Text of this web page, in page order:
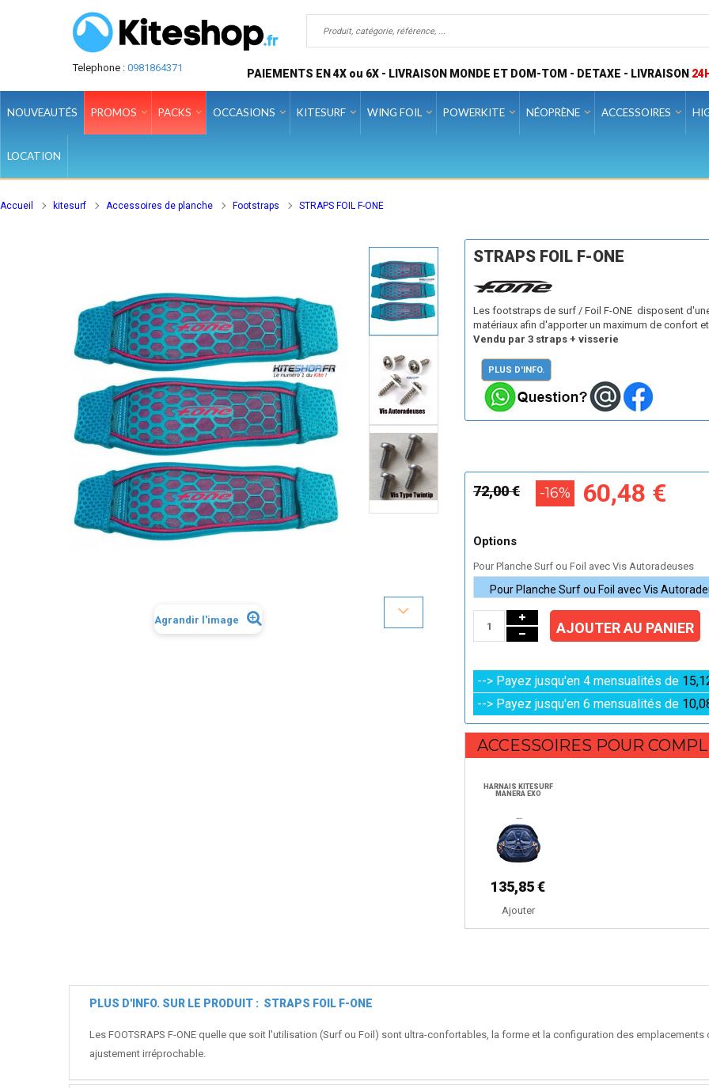
Telephone : 0981864371 PAIEMENTS EN 4X ou 6X - LIVRAISON MONDE ET DOM-TOM - DETAXE - LIVRAISON
NOUVEAUTÉS PROMOS PACKS OCCASIONS KITESURF WING FOIL POWERKITE NÉOPRÈNE ACCESSOIRES
LOCATION
Accueil kitesurf Accessoires de planche Footstraps STRAPS FOIL F-ONE
Agrandir l'image
STRAPS FOIL F-ONE
Les footstraps de surf / Foil F-ONE disposent
matériaux afin d'apporter un maximum de confort
Vendu par 3 straps + visserie
PLUS D'INFO.
72,00 € -16% 60,48 €
Options
Pour Planche Surf ou Foil avec Vis Autoradeuses
AJOUTER AU PANIER
--> Payez jusqu'en 4 mensualités de
--> Payez jusqu'en 6 mensualités de
ACCESSOIRES POUR
HARNAIS KITESURF
MANERA EXO
135,85 €
Ajouter
PLUS D'INFO. SUR LE PRODUIT : STRAPS FOIL F-ONE
Les FOOTSRAPS F-ONE quelle que soit l'utilisation (Surf ou Foil) sont ultra-confortables, la forme et la configuration des
ajustement irréprochable.